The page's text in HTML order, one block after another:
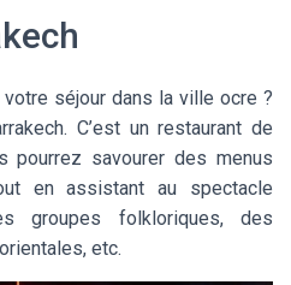
séjour dans la ville ocre ?
C’est un restaurant de
pourrez savourer des menus
en assistant au spectacle
groupes folkloriques, des
etc.